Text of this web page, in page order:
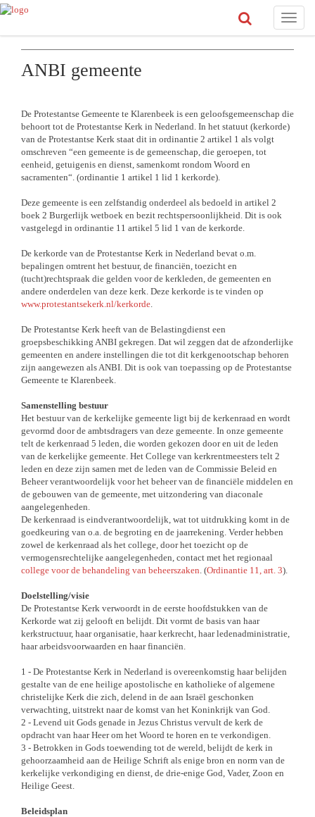
Toggle
ANBI gemeente
De Protestantse Gemeente te Klarenbeek is een geloofsgemeenschap die
behoort tot de Protestantse Kerk in Nederland. In het statuut (kerkorde)
van de Protestantse Kerk staat dit in ordinantie 2 artikel 1 als volgt
omschreven “een gemeente is de gemeenschap, die geroepen, tot
eenheid, getuigenis en dienst, samenkomt rondom Woord en
sacramenten“. (ordinantie 1 artikel 1 lid 1 kerkorde).
Deze gemeente is een zelfstandig onderdeel als bedoeld in artikel 2
boek 2 Burgerlijk wetboek en bezit rechtspersoonlijkheid. Dit is ook
vastgelegd in ordinantie 11 artikel 5 lid 1 van de kerkorde.
De kerkorde van de Protestantse Kerk in Nederland bevat o.m.
bepalingen omtrent het bestuur, de financiën, toezicht en
(tucht)rechtspraak die gelden voor de kerkleden, de gemeenten en
andere onderdelen van deze kerk. Deze kerkorde is te vinden op
www.protestantsekerk.nl/kerkorde.
De Protestantse Kerk heeft van de Belastingdienst een
groepsbeschikking ANBI gekregen. Dat wil zeggen dat de afzonderlijke
gemeenten en andere instellingen die tot dit kerkgenootschap behoren
zijn aangewezen als ANBI. Dit is ook van toepassing op de Protestantse
Gemeente te Klarenbeek.
Samenstelling bestuur
Het bestuur van de kerkelijke gemeente ligt bij de kerkenraad en wordt
gevormd door de ambtsdragers van deze gemeente. In onze gemeente
telt de kerkenraad 5 leden, die worden gekozen door en uit de leden
van de kerkelijke gemeente. Het College van kerkrentmeesters telt 2
leden en deze zijn samen met de leden van de Commissie Beleid en
Beheer verantwoordelijk voor het beheer van de financiële middelen en
de gebouwen van de gemeente, met uitzondering van diaconale
aangelegenheden.
De kerkenraad is eindverantwoordelijk, wat tot uitdrukking komt in de
goedkeuring van o.a. de begroting en de jaarrekening. Verder hebben
zowel de kerkenraad als het college, door het toezicht op de
vermogensrechtelijke aangelegenheden, contact met het regionaal
college voor de behandeling van beheerszaken. (Ordinantie 11, art. 3).
Doelstelling/visie
De Protestantse Kerk verwoordt in de eerste hoofdstukken van de
Kerkorde wat zij gelooft en belijdt. Dit vormt de basis van haar
kerkstructuur, haar organisatie, haar kerkrecht, haar ledenadministratie,
haar arbeidsvoorwaarden en haar financiën.
1 - De Protestantse Kerk in Nederland is overeenkomstig haar belijden
gestalte van de ene heilige apostolische en katholieke of algemene
christelijke Kerk die zich, delend in de aan Israël geschonken
verwachting, uitstrekt naar de komst van het Koninkrijk van God.
2 - Levend uit Gods genade in Jezus Christus vervult de kerk de
opdracht van haar Heer om het Woord te horen en te verkondigen.
3 - Betrokken in Gods toewending tot de wereld, belijdt de kerk in
gehoorzaamheid aan de Heilige Schrift als enige bron en norm van de
kerkelijke verkondiging en dienst, de drie-enige God, Vader, Zoon en
Heilige Geest.
Beleidsplan